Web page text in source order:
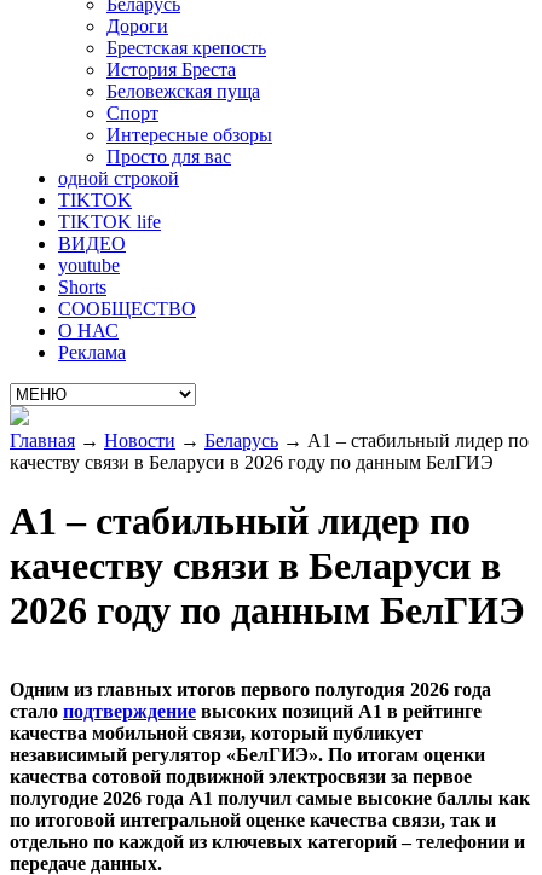
Беларусь
Дороги
Брестская крепость
История Бреста
Беловежская пуща
Спорт
Интересные обзоры
Просто для вас
одной строкой
TIKTOK
TIKTOK life
ВИДЕО
youtube
Shorts
СООБЩЕСТВО
О НАС
Реклама
Главная → Новости → Беларусь → А1 – стабильный лидер по
качеству связи в Беларуси в 2026 году по данным БелГИЭ
А1 – стабильный лидер по
качеству связи в Беларуси в
2026 году по данным БелГИЭ
Одним из главных итогов первого полугодия 2026 года
стало подтверждение высоких позиций А1 в рейтинге
качества мобильной связи, который публикует
независимый регулятор «БелГИЭ». По итогам оценки
качества сотовой подвижной электросвязи за первое
полугодие 2026 года А1 получил самые высокие баллы как
по итоговой интегральной оценке качества связи, так и
отдельно по каждой из ключевых категорий – телефонии и
передаче данных.